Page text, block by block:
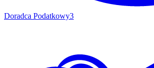
Doradca Podatkowy3